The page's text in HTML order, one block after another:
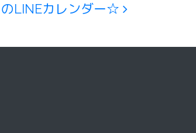
のLINEカレンダー☆